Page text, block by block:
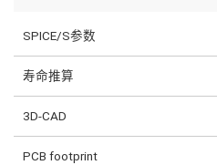
SPICE/S参数
寿命推算
3D-CAD
PCB footprint